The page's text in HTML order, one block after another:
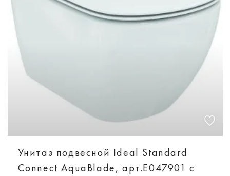
Унитаз подвесной Ideal Standard
Connect AquaBlade, арт.E047901 с